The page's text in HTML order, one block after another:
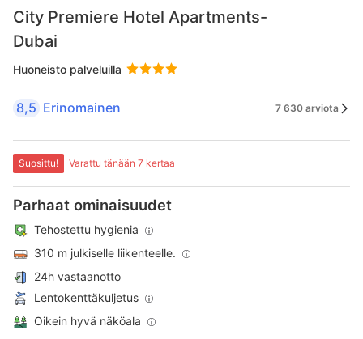
City Premiere Hotel Apartments-
Dubai
Huoneisto palveluilla
8,5 Erinomainen 7 630 arviota
Suosittu! Varattu tänään 7 kertaa
Parhaat ominaisuudet
Tehostettu hygienia
310 m julkiselle liikenteelle.
24h vastaanotto
Lentokenttäkuljetus
Oikein hyvä näköala